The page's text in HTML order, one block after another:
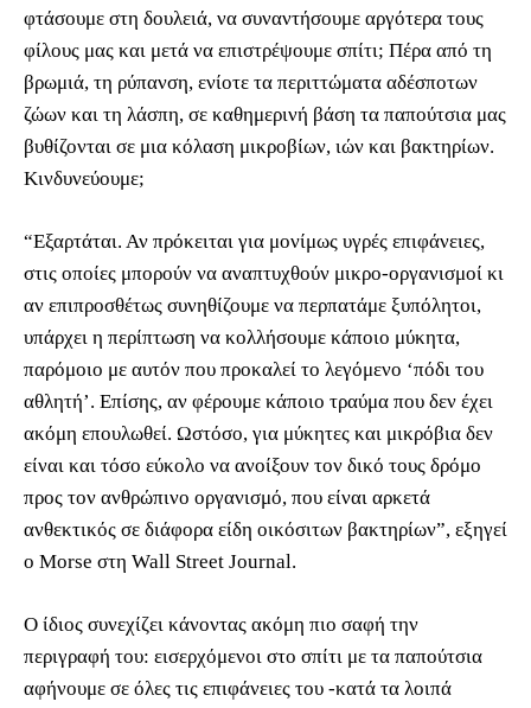
φτάσουμε στη δουλειά, να συναντήσουμε αργότερα τους
φίλους μας και μετά να επιστρέψουμε σπίτι; Πέρα από τη
βρωμιά, τη ρύπανση, ενίοτε τα περιττώματα αδέσποτων
ζώων και τη λάσπη, σε καθημερινή βάση τα παπούτσια μας
βυθίζονται σε μια κόλαση μικροβίων, ιών και βακτηρίων.
Κινδυνεύουμε;
“Εξαρτάται. Αν πρόκειται για μονίμως υγρές επιφάνειες,
στις οποίες μπορούν να αναπτυχθούν μικρο-οργανισμοί κι
αν επιπροσθέτως συνηθίζουμε να περπατάμε ξυπόλητοι,
υπάρχει η περίπτωση να κολλήσουμε κάποιο μύκητα,
παρόμοιο με αυτόν που προκαλεί το λεγόμενο ‘πόδι του
αθλητή’. Επίσης, αν φέρουμε κάποιο τραύμα που δεν έχει
ακόμη επουλωθεί. Ωστόσο, για μύκητες και μικρόβια δεν
είναι και τόσο εύκολο να ανοίξουν τον δικό τους δρόμο
προς τον ανθρώπινο οργανισμό, που είναι αρκετά
ανθεκτικός σε διάφορα είδη οικόσιτων βακτηρίων”, εξηγεί
ο Morse στη Wall Street Journal.
Ο ίδιος συνεχίζει κάνοντας ακόμη πιο σαφή την
περιγραφή του: εισερχόμενοι στο σπίτι με τα παπούτσια
αφήνουμε σε όλες τις επιφάνειες του -κατά τα λοιπά